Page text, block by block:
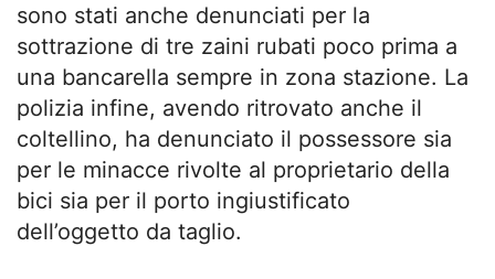
sono stati anche denunciati per la
sottrazione di tre zaini rubati poco prima a
una bancarella sempre in zona stazione. La
polizia infine, avendo ritrovato anche il
coltellino, ha denunciato il possessore sia
per le minacce rivolte al proprietario della
bici sia per il porto ingiustificato
dell’oggetto da taglio.